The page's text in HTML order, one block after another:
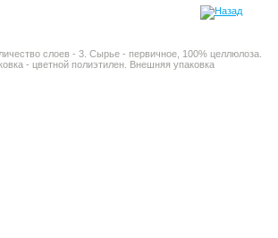
слоев - 3. Сырье - первичное, 100% целлюлоза.
- цветной полиэтилен. Внешняя упаковка